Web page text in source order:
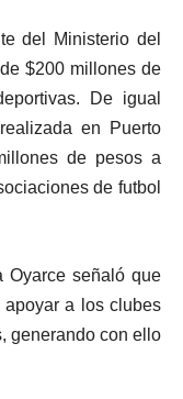
del Ministerio del
$200 millones de
De igual
en Puerto
de pesos a
de futbol
Oyarce señaló que
a los clubes
generando con ello